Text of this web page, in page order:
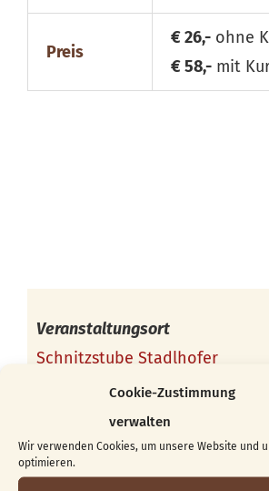
Cookie-Zustimmung
verwalten
Wir verwenden Cookies, um unsere Website und
optimieren.
Preis
€ 26,- ohne
€ 58,- mit
Veranstaltungsort
Schnitzstube Stadlhofer
Töpfelgasse 7/1
1140 Wien
Österreich